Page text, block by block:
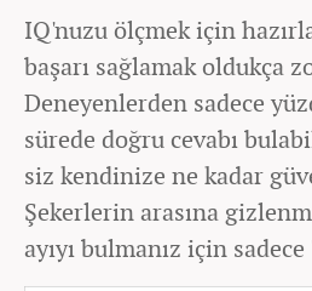
IQ'nuzu ölçmek için
başarı sağlamak oldukça
Deneyenlerden sadece
sürede doğru cevabı
siz kendinize ne kadar
Şekerlerin arasına
ayıyı bulmanız için